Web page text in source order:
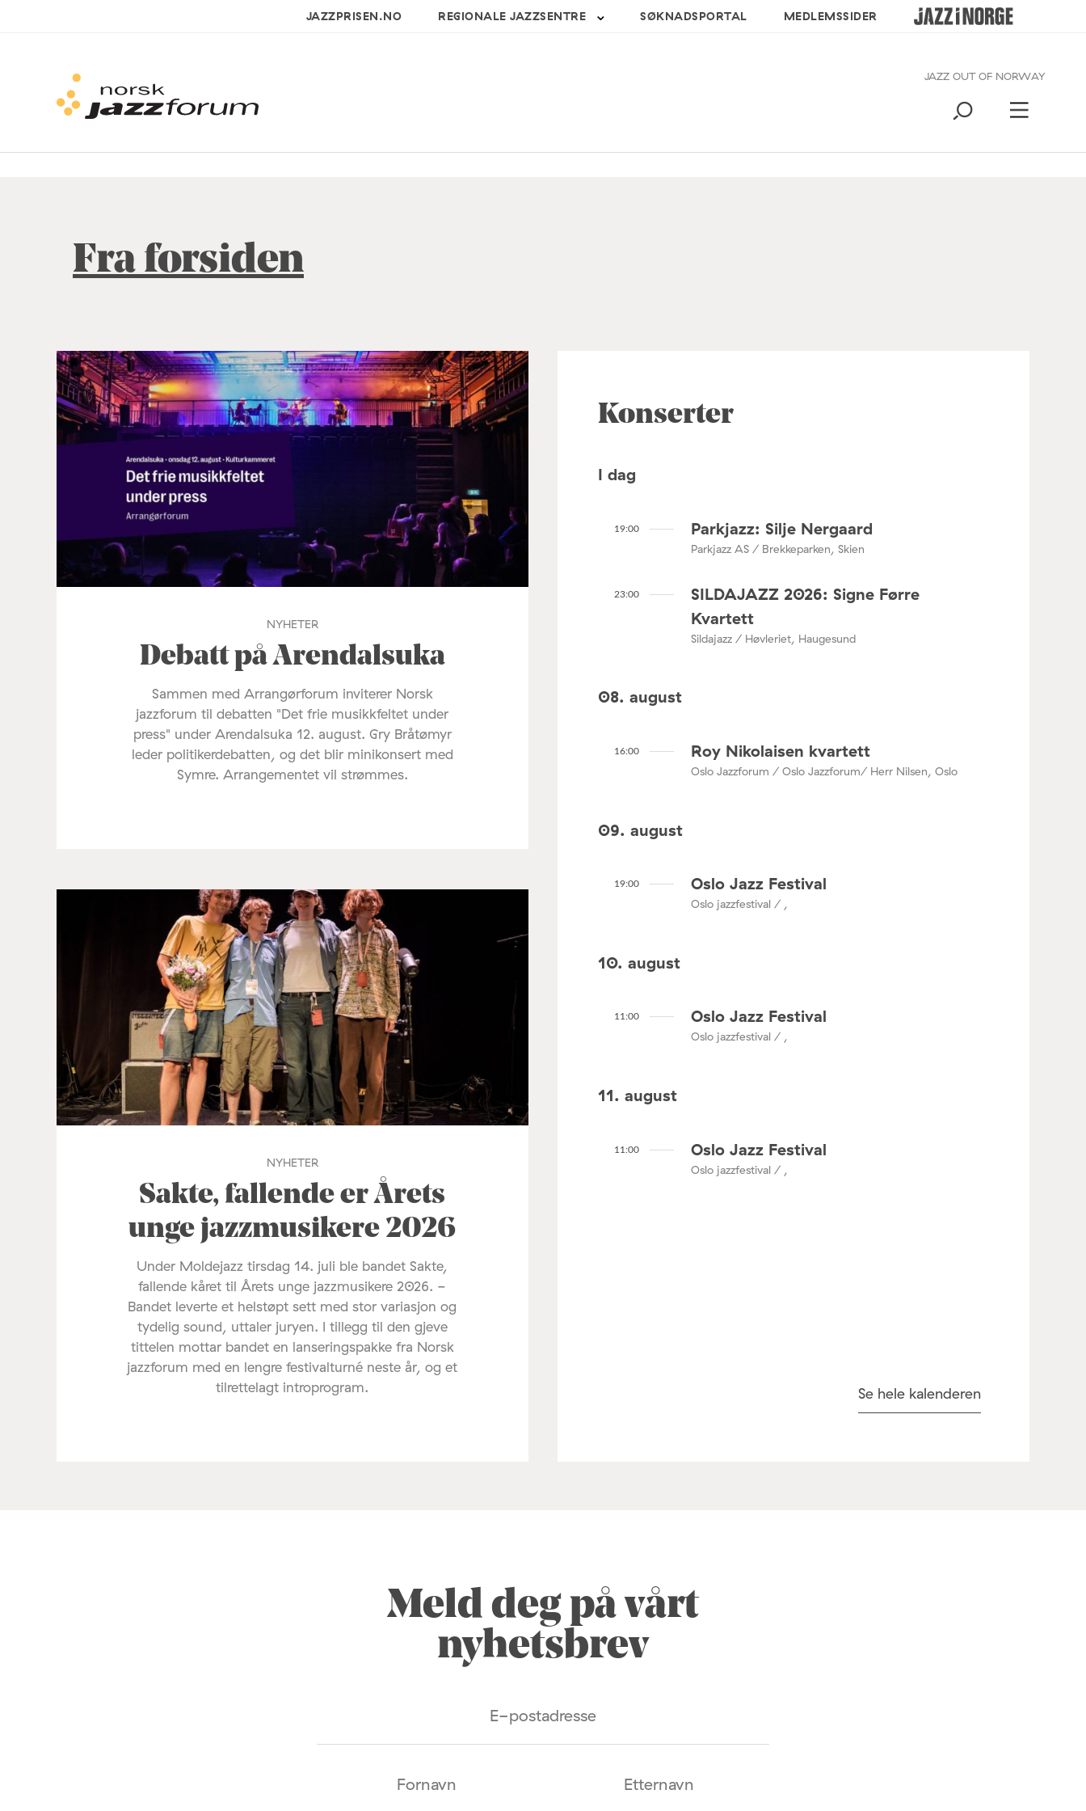
JAZZPRISEN.NO REGIONALE JAZZSENTRE SØKNADSPORTAL MEDLEMSSIDER
JAZZ OUT OF NORWAY
Fra forsiden
NYHETER
Debatt på Arendalsuka
Sammen med Arrangørforum inviterer Norsk
jazzforum til debatten "Det frie musikkfeltet under
press" under Arendalsuka 12. august. Gry Bråtømyr
leder politikerdebatten, og det blir minikonsert med
Symre. Arrangementet vil strømmes.
NYHETER
Sakte, fallende er Årets
unge jazzmusikere 2026
Under Moldejazz tirsdag 14. juli ble bandet Sakte,
fallende kåret til Årets unge jazzmusikere 2026. -
Bandet leverte et helstøpt sett med stor variasjon og
tydelig sound, uttaler juryen. I tillegg til den gjeve
tittelen mottar bandet en lanseringspakke fra Norsk
jazzforum med en lengre festivalturné neste år, og et
tilrettelagt introprogram.
Konserter
I dag
19:00 Parkjazz: Silje Nergaard
Parkjazz AS / Brekkeparken, Skien
23:00
SILDAJAZZ 2026: Signe Førre
Kvartett
Sildajazz / Høvleriet, Haugesund
08. august
16:00 Roy Nikolaisen kvartett
Oslo Jazzforum / Oslo Jazzforum/ Herr Nilsen, Oslo
09. august
19:00 Oslo Jazz Festival
Oslo jazzfestival / ,
10. august
11:00 Oslo Jazz Festival
Oslo jazzfestival / ,
11. august
11:00 Oslo Jazz Festival
Oslo jazzfestival / ,
Se hele kalenderen
Meld deg på vårt
nyhetsbrev